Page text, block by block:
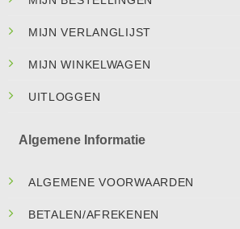
MIJN VERLANGLIJST
MIJN WINKELWAGEN
UITLOGGEN
Algemene Informatie
ALGEMENE VOORWAARDEN
BETALEN/AFREKENEN